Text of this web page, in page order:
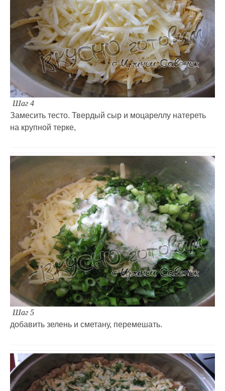
Шаг 4
Замесить тесто. Твердый сыр и моцареллу натереть
на крупной терке,
Шаг 5
добавить зелень и сметану, перемешать.